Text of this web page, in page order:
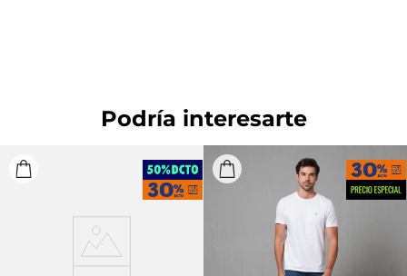
Podría interesarte